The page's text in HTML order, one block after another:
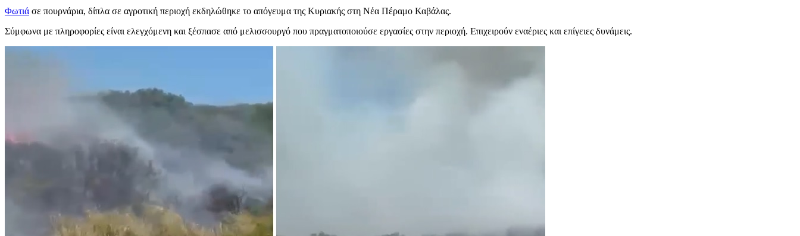
Φωτιά σε πουρνάρια, δίπλα σε αγροτική περιοχή εκδηλώθηκε το απόγευμα της Κυριακής στη Νέα Πέραμο Καβάλας.
Σύμφωνα με πληροφορίες είναι ελεγχόμενη και ξέσπασε από μελισσουργό που πραγματοποιούσε εργασίες στην περιοχή. Επιχειρούν εναέριες και επίγειες δυνάμεις.